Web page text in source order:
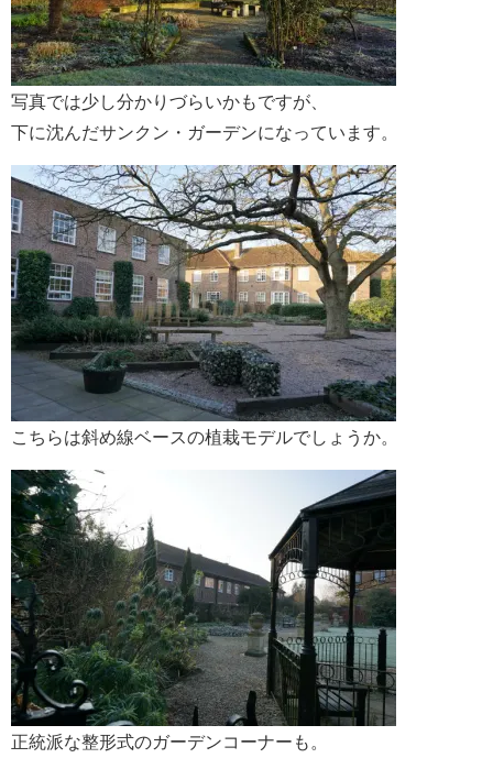
写真では少し分かりづらいかもですが、
下に沈んだサンクン・ガーデンになっています。
こちらは斜め線ベースの植栽モデルでしょうか。
正統派な整形式のガーデンコーナーも。